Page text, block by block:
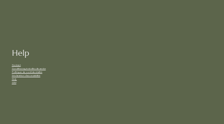
Help
Contact
Conditions générales de vente
Politique de confidentialité
Déclaration d'accessibilité
FAQ
CGV